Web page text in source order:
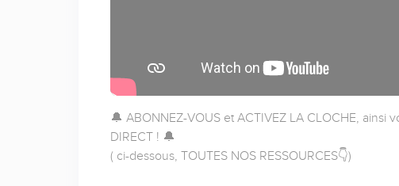
🔔 ABONNEZ-VOUS et ACTIVEZ LA CLOCHE,
DIRECT ! 🔔
( ci-dessous, TOUTES NOS RESSOURCES👇)